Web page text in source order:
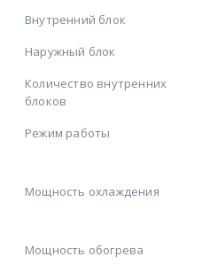
Внутренний блок
Наружный блок
Количество внутренних
блоков
Режим работы
Мощность охлаждения
Мощность обогрева